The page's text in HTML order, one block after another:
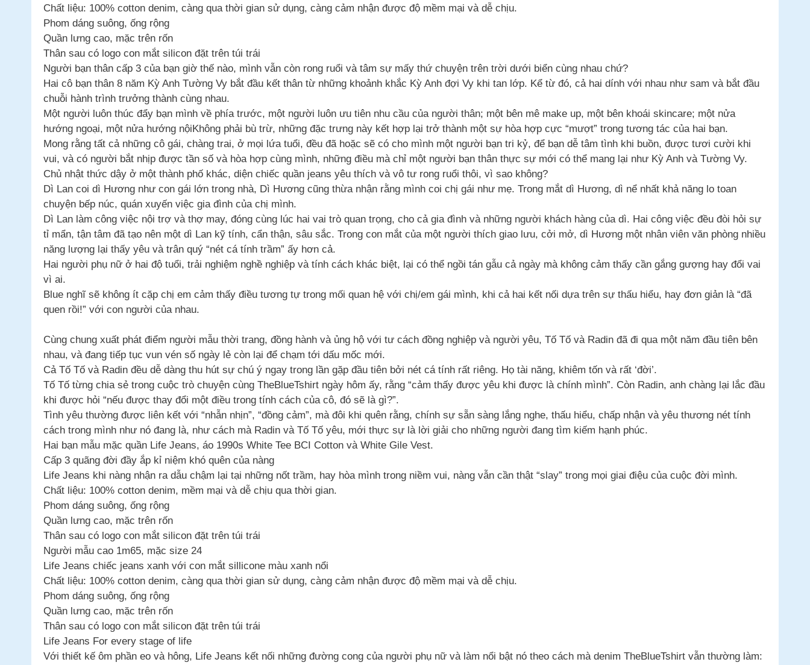
Chất liệu: 100% cotton denim, càng qua thời gian sử dụng, càng cảm nhận được độ mềm mại và dễ chịu.
Phom dáng suông, ống rộng
Quần lưng cao, mặc trên rốn
Thân sau có logo con mắt silicon đặt trên túi trái
Người bạn thân cấp 3 của bạn giờ thế nào, mình vẫn còn rong ruổi và tâm sự mấy thứ chuyện trên trời dưới biển cùng nhau chứ?
Hai cô bạn thân 8 năm Kỳ Anh Tường Vy bắt đầu kết thân từ những khoảnh khắc Kỳ Anh đợi Vy khi tan lớp. Kể từ đó, cả hai dính với nhau như sam và bắt đầu
chuỗi hành trình trưởng thành cùng nhau.
Một người luôn thúc đẩy bạn mình về phía trước, một người luôn ưu tiên nhu cầu của người thân; một bên mê make up, một bên khoái skincare; một nửa
hướng ngoại, một nửa hướng nộiKhông phải bù trừ, những đặc trưng này kết hợp lại trở thành một sự hòa hợp cực “mượt” trong tương tác của hai bạn.
Mong rằng tất cả những cô gái, chàng trai, ở mọi lứa tuổi, đều đã hoặc sẽ có cho mình một người bạn tri kỷ, để bạn dễ tâm tình khi buồn, được tươi cười khi
vui, và có người bắt nhịp được tần số và hòa hợp cùng mình, những điều mà chỉ một người bạn thân thực sự mới có thể mang lại như Kỳ Anh và Tường Vy.
Chủ nhật thức dậy ở một thành phố khác, diện chiếc quần jeans yêu thích và vô tư rong ruổi thôi, vì sao không?
Dì Lan coi dì Hương như con gái lớn trong nhà, Dì Hương cũng thừa nhận rằng mình coi chị gái như mẹ. Trong mắt dì Hương, dì nể nhất khả năng lo toan
chuyện bếp núc, quán xuyến việc gia đình của chị mình.
Dì Lan làm công việc nội trợ và thợ may, đóng cùng lúc hai vai trò quan trọng, cho cả gia đình và những người khách hàng của dì. Hai công việc đều đòi hỏi sự
tỉ mẩn, tận tâm đã tạo nên một dì Lan kỹ tính, cẩn thận, sâu sắc. Trong con mắt của một người thích giao lưu, cởi mở, dì Hương một nhân viên văn phòng nhiều
năng lượng lại thấy yêu và trân quý “nét cá tính trầm” ấy hơn cả.
Hai người phụ nữ ở hai độ tuổi, trải nghiệm nghề nghiệp và tính cách khác biệt, lại có thể ngồi tán gẫu cả ngày mà không cảm thấy cần gắng gượng hay đổi vai
vì ai.
Blue nghĩ sẽ không ít cặp chị em cảm thấy điều tương tự trong mối quan hệ với chị/em gái mình, khi cả hai kết nối dựa trên sự thấu hiểu, hay đơn giản là “đã
quen rồi!” với con người của nhau.
Cùng chung xuất phát điểm người mẫu thời trang, đồng hành và ủng hộ với tư cách đồng nghiệp và người yêu, Tố Tố và Radin đã đi qua một năm đầu tiên bên
nhau, và đang tiếp tục vun vén số ngày lẻ còn lại để chạm tới dấu mốc mới.
Cả Tố Tố và Radin đều dễ dàng thu hút sự chú ý ngay trong lần gặp đầu tiên bởi nét cá tính rất riêng. Họ tài năng, khiêm tốn và rất ‘đời’.
Tố Tố từng chia sẻ trong cuộc trò chuyện cùng TheBlueTshirt ngày hôm ấy, rằng “cảm thấy được yêu khi được là chính mình”. Còn Radin, anh chàng lại lắc đầu
khi được hỏi “nếu được thay đổi một điều trong tính cách của cô, đó sẽ là gì?”.
Tình yêu thường được liên kết với “nhẫn nhịn”, “đồng cảm”, mà đôi khi quên rằng, chính sự sẵn sàng lắng nghe, thấu hiểu, chấp nhận và yêu thương nét tính
cách trong mình như nó đang là, như cách mà Radin và Tố Tố yêu, mới thực sự là lời giải cho những người đang tìm kiếm hạnh phúc.
Hai bạn mẫu mặc quần Life Jeans, áo 1990s White Tee BCI Cotton và White Gile Vest.
Cấp 3 quãng đời đầy ắp kỉ niệm khó quên của nàng
Life Jeans khi nàng nhận ra dẫu chậm lại tại những nốt trầm, hay hòa mình trong niềm vui, nàng vẫn cần thật “slay” trong mọi giai điệu của cuộc đời mình.
Chất liệu: 100% cotton denim, mềm mại và dễ chịu qua thời gian.
Phom dáng suông, ống rộng
Quần lưng cao, mặc trên rốn
Thân sau có logo con mắt silicon đặt trên túi trái
Người mẫu cao 1m65, mặc size 24
Life Jeans chiếc jeans xanh với con mắt sillicone màu xanh nổi
Chất liệu: 100% cotton denim, càng qua thời gian sử dụng, càng cảm nhận được độ mềm mại và dễ chịu.
Phom dáng suông, ống rộng
Quần lưng cao, mặc trên rốn
Thân sau có logo con mắt silicon đặt trên túi trái
Life Jeans For every stage of life
Với thiết kế ôm phần eo và hông, Life Jeans kết nối những đường cong của người phụ nữ và làm nổi bật nó theo cách mà denim TheBlueTshirt vẫn thường làm: